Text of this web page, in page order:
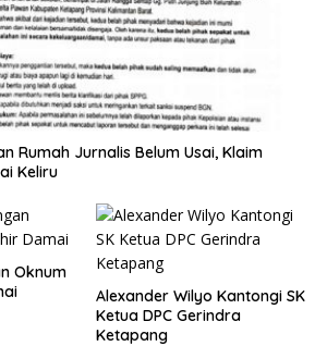
Rumah Jurnalis Belum Usai, Klaim
Keliru
Oknum
Alexander Wilyo Kantongi SK
Ketua DPC Gerindra
Ketapang